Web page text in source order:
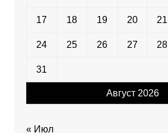
Август 2026
17 18 19 20 21
24 25 26 27 28
31
« Июл